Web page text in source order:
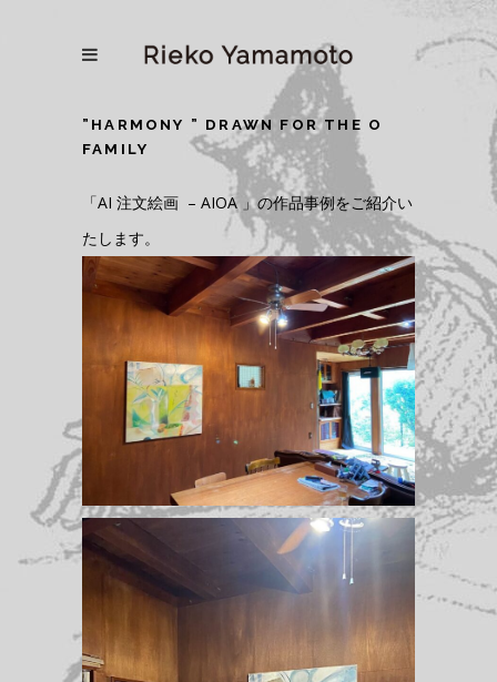
”HARMONY ” DRAWN FOR THE O
FAMILY
「AI 注文絵画 – AIOA 」の作品事例をご紹介い
たします。